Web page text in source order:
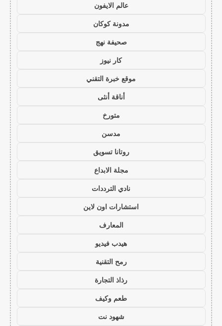
عالم الايفون
مدونة كوكان
صحيفة نهج
كار نيوز
موقع خبرة التقني
أناقة أنثى
متورخ
مدسن
روتانا تسويق
مجلة الابداع
نادي الترددات
استشارات اون لاين
المعارف
هيدب فيديو
رمح التقنية
رذاذ التجارة
طعم وكيف
شهود نت